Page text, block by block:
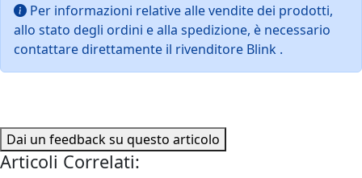
Per informazioni relative alle vendite dei prodotti,
allo stato degli ordini e alla spedizione, è necessario
contattare direttamente il rivenditore Blink .
Dai un feedback su questo articolo
Articoli Correlati: